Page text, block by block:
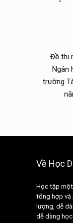
Đề thi
Ngân
trường
Về Học
Học tập
tổng hợp và
lượng, dễ
dễ dàng